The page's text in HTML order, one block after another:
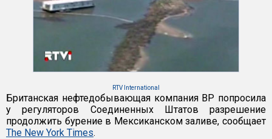
RTV International
Британская нефтедобывающая компания BP попросила
у регуляторов Соединенных Штатов разрешение
продолжить бурение в Мексиканском заливе, сообщает
The New York Times.